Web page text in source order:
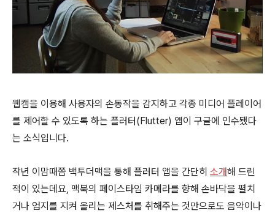
웹캠을 이용해 사용자의 손동작을 감지하고 각종 미디어 플레이어
를 제어할 수 있도록 하는 플러터(Flutter) 앱이 구글에 인수됐다
는 소식입니다.
작년 이맘때쯤 백투더맥을 통해 플러터 앱을 간단히 소개해 드린
적이 있는데요, 맥북의 페이스타임 카메라를 향해 손바닥을 펼치
거나 엄지를 지켜 올리는 제스처를 취해주는 것만으로도 음악이나